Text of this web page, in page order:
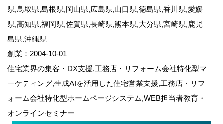
県,鳥取県,島根県,岡山県,広島県,山口県,徳島県,香川県,愛媛
県,高知県,福岡県,佐賀県,長崎県,熊本県,大分県,宮崎県,鹿児
島県,沖縄県
創業：2004-10-01
住宅業界の集客・DX支援,工務店・リフォーム会社特化型マ
ーケティング,生成AIを活用した住宅営業支援,工務店・リフ
ォーム会社特化型ホームページシステム,WEB担当者教育・
オンラインセミナー